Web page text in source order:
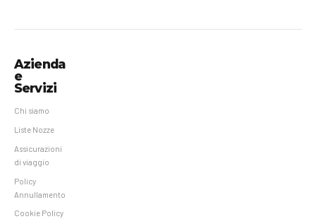
Azienda
e
Servizi
Chi siamo
Liste Nozze
Assicurazioni
di viaggio
Policy
Annullamento
Cookie Policy